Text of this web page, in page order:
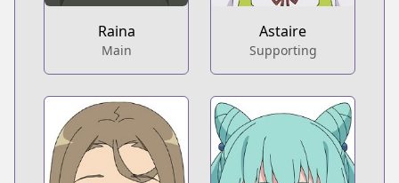
Raina
Main
Astaire
Supporting